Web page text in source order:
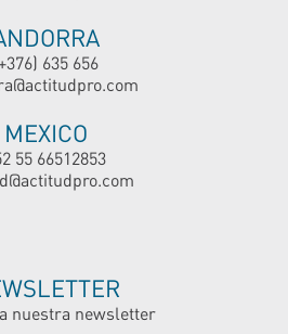
635 656
MEXICO
55 66512853
nuestra newsletter